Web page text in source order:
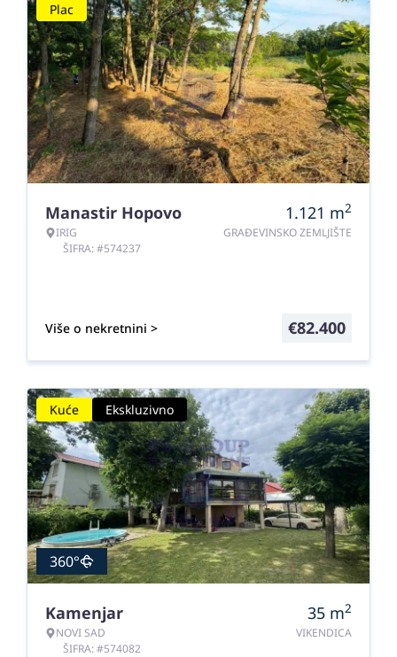
Plac
Manastir Hopovo
IRIG
ŠIFRA: #574237
1.121 m2
GRAĐEVINSKO ZEMLJIŠTE
Više o nekretnini > €82.400
Kuće Ekskluzivno
360°
Kamenjar
NOVI SAD
ŠIFRA: #574082
35 m2
VIKENDICA